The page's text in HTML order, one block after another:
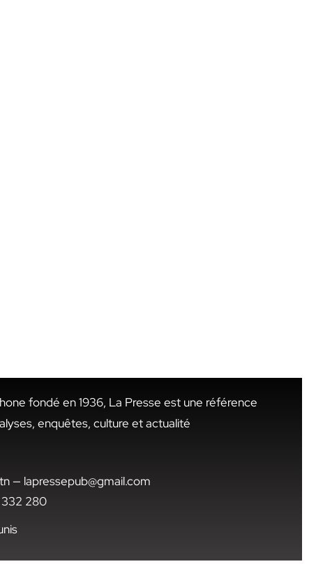
fondé en 1936, La Presse est une référence
enquêtes, culture et actualité
— lapressepub@gmail.com
332 280